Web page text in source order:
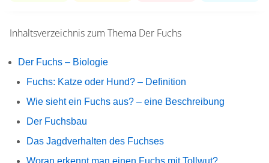
Inhaltsverzeichnis zum Thema Der Fuchs
Der Fuchs – Biologie
Fuchs: Katze oder Hund? – Definition
Wie sieht ein Fuchs aus? – eine Beschreibung
Der Fuchsbau
Das Jagdverhalten des Fuchses
Woran erkennt man einen Fuchs mit Tollwut?